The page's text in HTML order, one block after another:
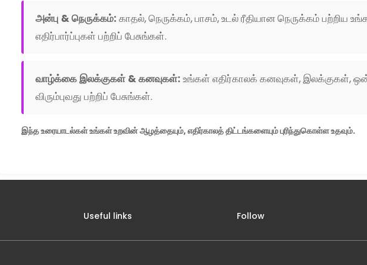
அன்பு & நெருக்கம்: காதல், நெருக்கம், பாசம், உடல் ரீதியான நெருக்கம் பற்றிய
எதிர்பார்ப்புகள் பற்றிப் பேசுங்கள்.
வாழ்க்கை இலக்குகள் & கனவுகள்: உங்கள் எதிர்காலக் கனவுகள், இலக்குகள்,
விரும்புவது பற்றிப் பேசுங்கள்.
இந்த உரையாடல்கள் உங்கள் உறவின் ஆழத்தையும், எதிர்காலத் திட்டங்களையும் புரிந்துகொள்ள உதவும்.
Useful links Follow